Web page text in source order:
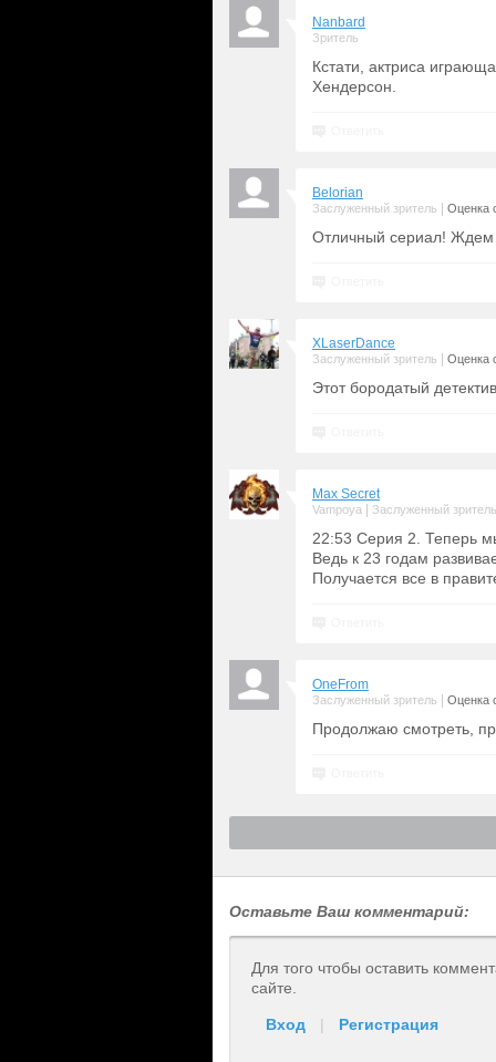
Nanbard
Зритель
Кстати, актриса
Хендерсон.
Belorian
Заслуженный зритель Оценка
Отличный сериал! Ждем
XLaserDance
Заслуженный зритель Оценка
Этот бородатый
Max Secret
Vampoya Заслуженный зритель
22:53 Серия 2. Теперь
Ведь к 23 годам
Получается все в
OneFrom
Заслуженный зритель Оценка
Продолжаю смотреть,
Оставьте Ваш комментарий:
Для того чтобы оставить
сайте.
Вход | Регистрация